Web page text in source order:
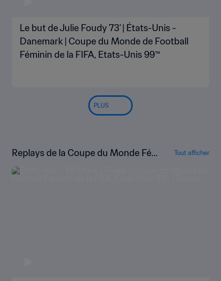
Le but de Julie Foudy 73' | États-Unis -
Danemark | Coupe du Monde de Football
Féminin de la FIFA, Etats-Unis 99™
PLUS
Replays de la Coupe du Monde Fé
minine de la FIFA, États-Unis 1999™
Tout afficher